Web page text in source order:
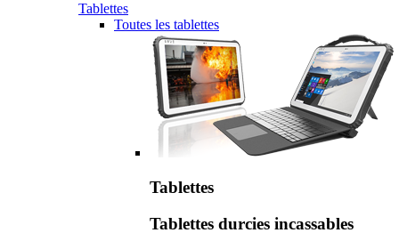
Tablettes
Toutes les tablettes
Tablettes
Tablettes durcies incassables